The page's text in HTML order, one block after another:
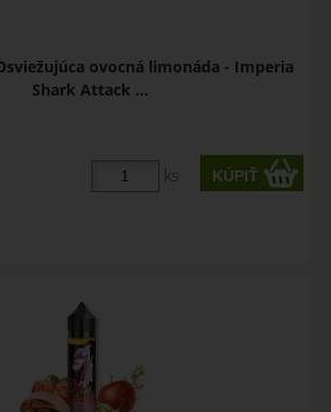
ovocná limonáda - Imperia
Shark Attack ...
ks